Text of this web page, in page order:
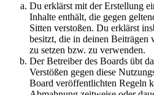
Du erklärst mit der Erstellung
Inhalte enthält, die gegen
Sitten verstoßen. Du erklärst
besitzt, die in deinen
zu setzen bzw. zu verwenden.
Der Betreiber des Boards übt
Verstößen gegen diese
Board veröffentlichten Regeln